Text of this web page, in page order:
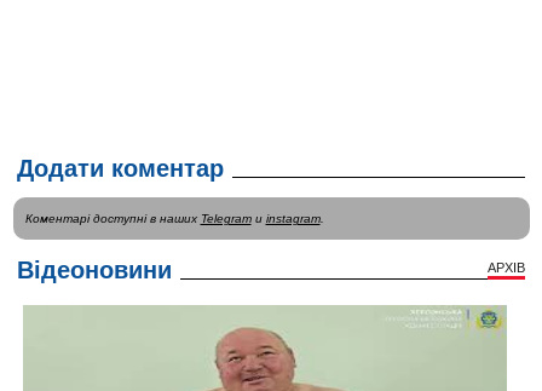
Додати коментар
Коментарі доступні в наших Telegramи instagram.
Відеоновини АРХІВ